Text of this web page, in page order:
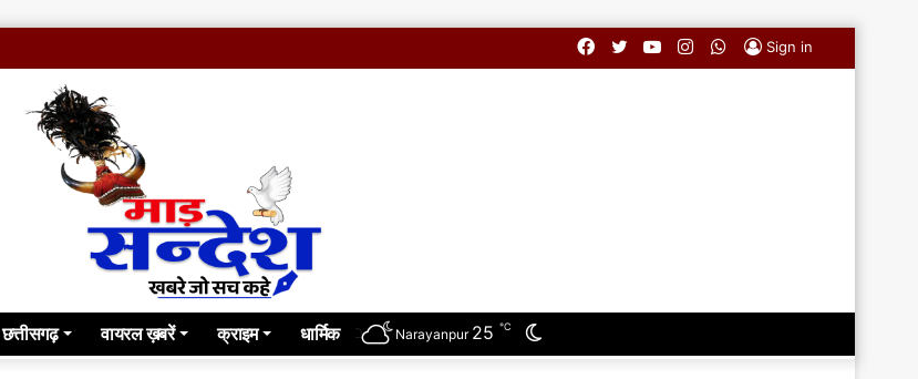
Sign in
WhatsApp
Instagram
YouTube
Twitter
Facebook
छत्तीसगढ़ वायरल ख़बरें क्राइम धार्मिक Narayanpur 25 ℃